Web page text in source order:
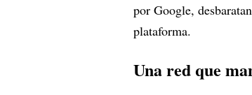
por Google,
plataforma.
Una red que